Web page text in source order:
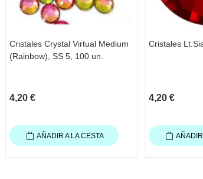
Cristales Crystal Virtual Medium
(Rainbow), SS 5, 100 un.
4,20 €
AÑADIR A LA CESTA
Cristales
4,20 €